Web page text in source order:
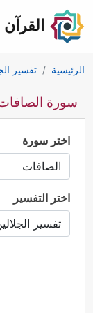
القرآن
الرئيسية تفسير
سورة الصافات
اختر سورة
اختر التفسير